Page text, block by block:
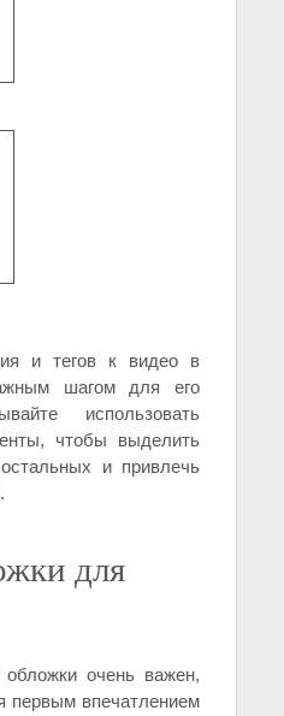
и тегов к видео в
шагом для его
использовать
чтобы выделить
и привлечь
для
очень важен,
первым впечатлением